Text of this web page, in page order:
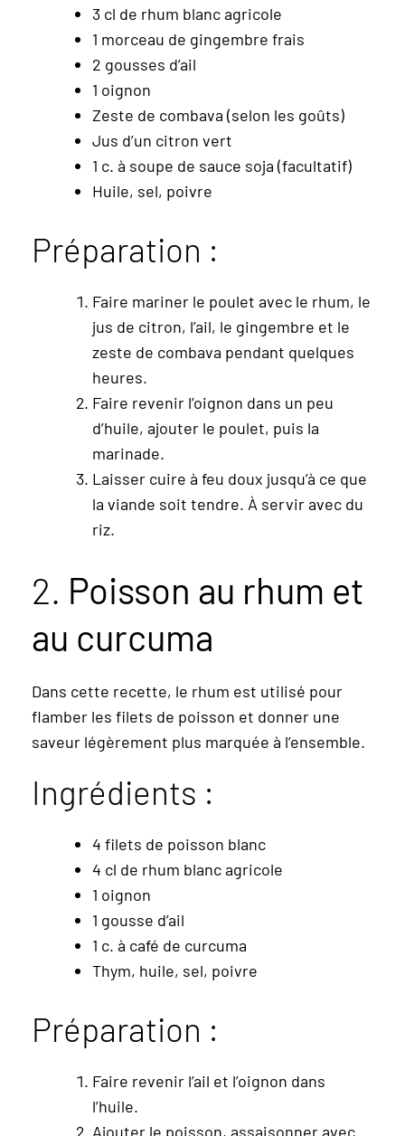
3 cl de rhum blanc agricole
1 morceau de gingembre frais
2 gousses d’ail
1 oignon
Zeste de combava (selon les goûts)
Jus d’un citron vert
1 c. à soupe de sauce soja (facultatif)
Huile, sel, poivre
Préparation :
Faire mariner le poulet avec le rhum, le
jus de citron, l’ail, le gingembre et le
zeste de combava pendant quelques
heures.
Faire revenir l’oignon dans un peu
d’huile, ajouter le poulet, puis la
marinade.
Laisser cuire à feu doux jusqu’à ce que
la viande soit tendre. À servir avec du
riz.
2. Poisson au rhum et
au curcuma
Dans cette recette, le rhum est utilisé pour
flamber les filets de poisson et donner une
saveur légèrement plus marquée à l’ensemble.
Ingrédients :
4 filets de poisson blanc
4 cl de rhum blanc agricole
1 oignon
1 gousse d’ail
1 c. à café de curcuma
Thym, huile, sel, poivre
Préparation :
Faire revenir l’ail et l’oignon dans
l’huile.
Ajouter le poisson, assaisonner avec